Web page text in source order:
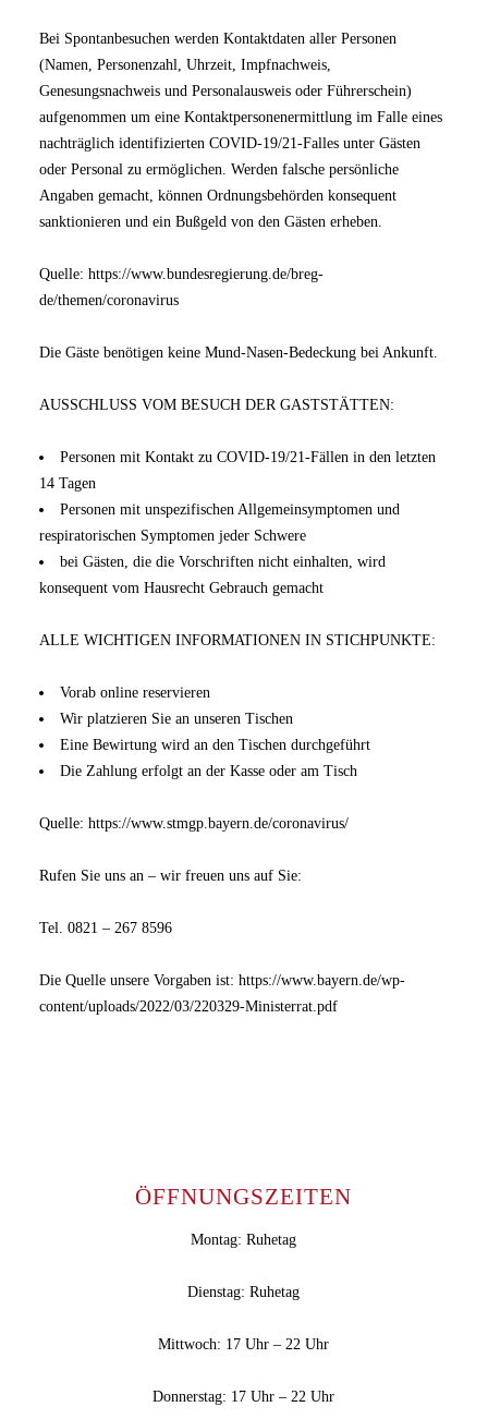
Bei Spontanbesuchen werden Kontaktdaten aller Personen
(Namen, Personenzahl, Uhrzeit, Impfnachweis,
Genesungsnachweis und Personalausweis oder Führerschein)
aufgenommen um eine Kontaktpersonenermittlung im Falle eines
nachträglich identifizierten COVID‑19/21‑Falles unter Gästen
oder Personal zu ermöglichen. Werden falsche persönliche
Angaben gemacht, können Ordnungsbehörden konsequent
sanktionieren und ein Bußgeld von den Gästen erheben.
Quelle: https://www.bundesregierung.de/breg-
de/themen/coronavirus
Die Gäste benötigen keine Mund-Nasen-Bedeckung bei Ankunft.
AUSSCHLUSS VOM BESUCH DER GASTSTÄTTEN:
Personen mit Kontakt zu COVID‑19/21‑Fällen in den letzten
14 Tagen
Personen mit unspezifischen Allgemeinsymptomen und
respiratorischen Symptomen jeder Schwere
bei Gästen, die die Vorschriften nicht einhalten, wird
konsequent vom Hausrecht Gebrauch gemacht
ALLE WICHTIGEN INFORMATIONEN IN STICHPUNKTE:
Vorab online reservieren
Wir platzieren Sie an unseren Tischen
Eine Bewirtung wird an den Tischen durchgeführt
Die Zahlung erfolgt an der Kasse oder am Tisch
Quelle:https://www.stmgp.bayern.de/coronavirus/
Rufen Sie uns an – wir freuen uns auf Sie:
Tel. 0821 – 267 8596
Die Quelle unsere Vorgaben ist: https://www.bayern.de/wp-
content/uploads/2022/03/220329-Ministerrat.pdf
ÖFFNUNGSZEITEN
Montag: Ruhetag
Dienstag: Ruhetag
Mittwoch: 17 Uhr – 22 Uhr
Donnerstag: 17 Uhr – 22 Uhr